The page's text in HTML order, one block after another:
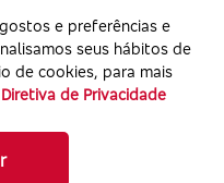
e preferências e
seus hábitos de
de cookies, para mais
Diretiva de Privacidade
S/A
0001-60
555 - Caju - Rio de
20.931-675
e preferências e
seus hábitos de
de cookies, para mais
Diretiva de Privacidade